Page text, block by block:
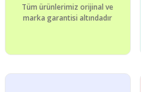
Ürün bilgilerinde hatalar
Tüm ürünlerimiz orijinal ve
marka garantisi altındadır